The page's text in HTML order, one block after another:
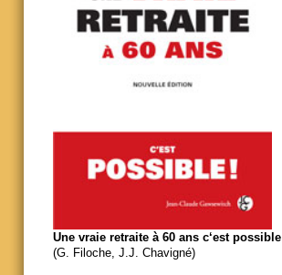
Une vraie retraite à 60 ans c‘est possible
(G. Filoche, J.J. Chavigné)